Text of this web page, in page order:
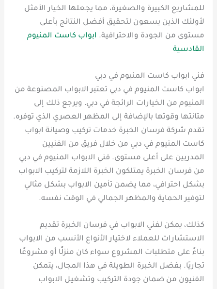
للمشاريع الكبيرة والصغيرة، مما يجعلها الخيار الأمثل
لأولئك الذين يسعون لتحقيق أفضل النتائج بأعلى
مستوى من الجودة والاحترافية. ابواب كاست المنيوم
القادسية
فني ابواب كاست المنيوم في دبي
ابواب كاست المنيوم في دبي تعتبر الابواب المصنوعة من
المنيوم من الخيارات الرائجة في دبي، ويرجع ذلك إلى
متانتها وقوتها بالإضافة إلى المظهر العصري الذي توفره.
تقدم شركة فرسان الخبرة خدمات تركيب وصيانة ابواب
كاست المنيوم في دبي من خلال فريق من الفنيين
المدربين على أعلى مستوى. فني الابواب المنيوم في دبي
من فرسان الخبرة يمتلكون الخبرة اللازمة لتركيب الابواب
بشكل احترافي، مما يضمن تأمين الابواب بشكل مثالي
لتوفير الحماية والمظهر الجمالي في الوقت نفسه.
كذلك، يمكن لفني الابواب في فرسان الخبرة تقديم
الاستشارات للعملاء لاختيار الأنواع الأنسب من الابواب
بناءً على متطلبات المشروع سواء كان منزلًا أو مشروعًا
تجاريًا. بفضل الخبرة الطويلة في هذا المجال، يتمكن
الفنيون من ضمان جودة التركيب وتشغيل الابواب